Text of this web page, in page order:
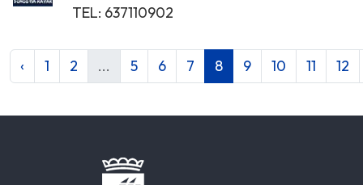
TEL: 637110902
‹ 1 2 ... 5 6 7 8 9 10 11 12